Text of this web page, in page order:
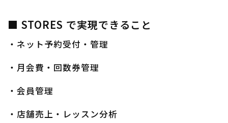
■ STORES で実現できること
・ネット予約受付・管理
・月会費・回数券管理
・会員管理
・店舗売上・レッスン分析